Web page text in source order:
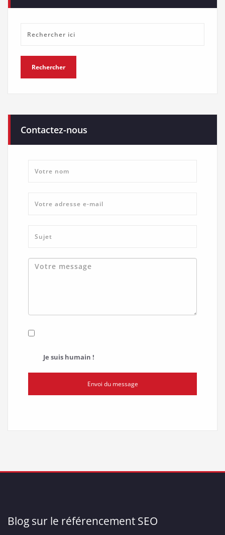
Contactez-nous
Je suis humain !
Envoi du message
Blog sur le référencement SEO